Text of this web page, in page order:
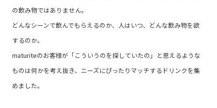
の飲み物ではありません。
どんなシーンで飲んでもらえるのか、人はいつ、どんな飲み物を欲
するのか。
maturiteのお客様が「こういうのを探していたの」と思えるような
ものは何かを考え抜き、ニーズにぴったりマッチするドリンクを集
めました。